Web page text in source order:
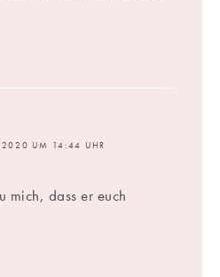
2020 UM 14:44 UHR
mich, dass er euch